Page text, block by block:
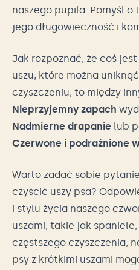
naszego pupila. Pomyśl
jego długowieczność i
Jak rozpoznać, że coś
uszu, które można
czyszczeniu, to między
Nieprzyjemny zapach
Nadmierne drapanie lub
Czerwone i podrażnione
Warto zadać sobie
czyścić uszy psa?
i stylu życia naszego
uszami, takie jak
częstszego czyszczenia,
psy z krótkimi uszami